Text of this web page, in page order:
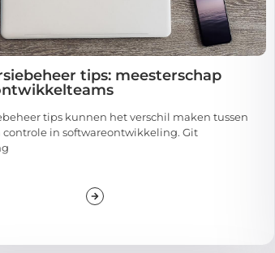
tips: meesterschap
tips kunnen het verschil maken tussen
controle in softwareontwikkeling. Git